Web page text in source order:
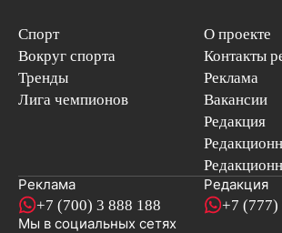
Спорт
Вокруг спорта
Тренды
Лига чемпионов
О проекте
Контакты
Реклама
Вакансии
Редакция
Реклама
+7 (700) 3 888 188
Редакция
+7 (777)
Мы в социальных сетях